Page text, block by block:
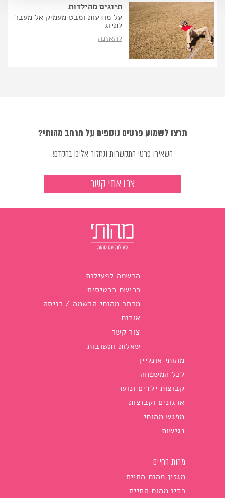
תיוגים מהילדות
על מודעות ומבט מעמיק אל מעבר
לתיוג
להאזנה
תרצו לשמוע פרטים נוספים על מרחב מהותי?
השאירו פרטי התקשרות ונחזור אליכן בהקדם!
צרו אתי קשר
הרשמה לפעילות
רכישת כרטיסים
מרחב מהותי הרשמה / כניסה
אודות
צור קשר
שאלות ותשובות
מהותי אונליין
לכל המשפחה
קבוצות ילדים ונוער
ארגונים וקבוצות
מפגש מהותי
נגישות
מהות החיים
מגזין מהות החיים
רדיו מהות החיים